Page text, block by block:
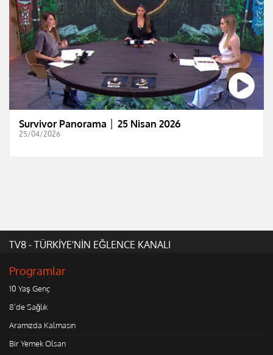
Survivor Panorama │ 25 Nisan 2026
25/04/2026
TV8 - TÜRKİYE'NİN EĞLENCE KANALI
Programlar
10 Yaş Genç
8'de Sağlık
Aramızda Kalmasın
Bir Yemek Olsan